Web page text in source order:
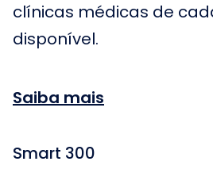
clínicas médicas de
disponível.
Saiba mais
Smart 300